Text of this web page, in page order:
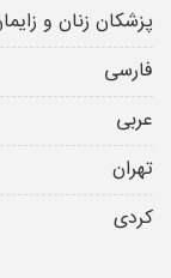
پزشکان زنان و
فارسی
عربی
تهران
کردی